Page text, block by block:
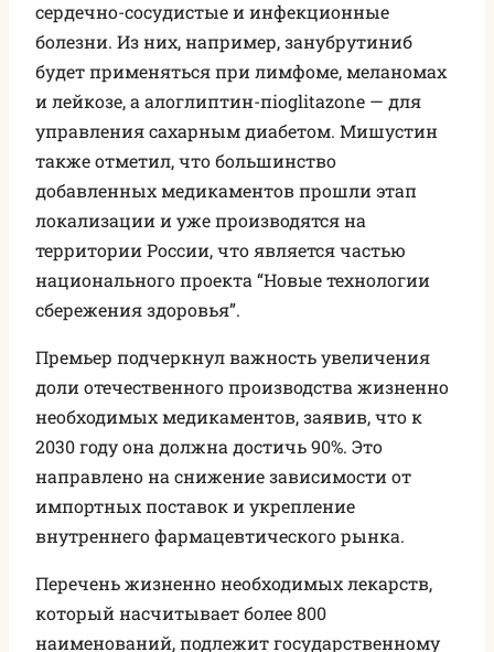
сердечно-сосудистые и инфекционные
болезни. Из них, например, занубрутиниб
будет применяться при лимфоме, меланомах
и лейкозе, а алоглиптин-пioglitazone — для
управления сахарным диабетом. Мишустин
также отметил, что большинство
добавленных медикаментов прошли этап
локализации и уже производятся на
территории России, что является частью
национального проекта “Новые технологии
сбережения здоровья”.
Премьер подчеркнул важность увеличения
доли отечественного производства жизненно
необходимых медикаментов, заявив, что к
2030 году она должна достичь 90%. Это
направлено на снижение зависимости от
импортных поставок и укрепление
внутреннего фармацевтического рынка.
Перечень жизненно необходимых лекарств,
который насчитывает более 800
наименований, подлежит государственному